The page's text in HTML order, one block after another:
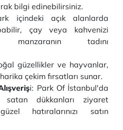
bilgi edinebilirsiniz.
içindeki açık alanlarda
çay veya kahvenizi
manzaranın tadını
güzellikler ve hayvanlar,
çekim fırsatları sunar.
i: Park Of İstanbul'da
satan dükkanları ziyaret
hatıralarınızı satın